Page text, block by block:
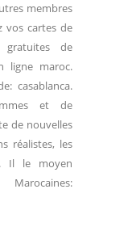
membres
vos cartes de
de
ligne maroc.
casablanca.
et de
de nouvelles
réalistes, les
Il le moyen